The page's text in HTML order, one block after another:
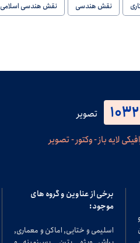
نقش هندسی نقش هندسی اسلامی
1032
تصویر
لایه باز - وکتور - تصویر
برخی از عناوین و گروه های
موجود:
اسلیمی و ختایی, اماکن و معماری,